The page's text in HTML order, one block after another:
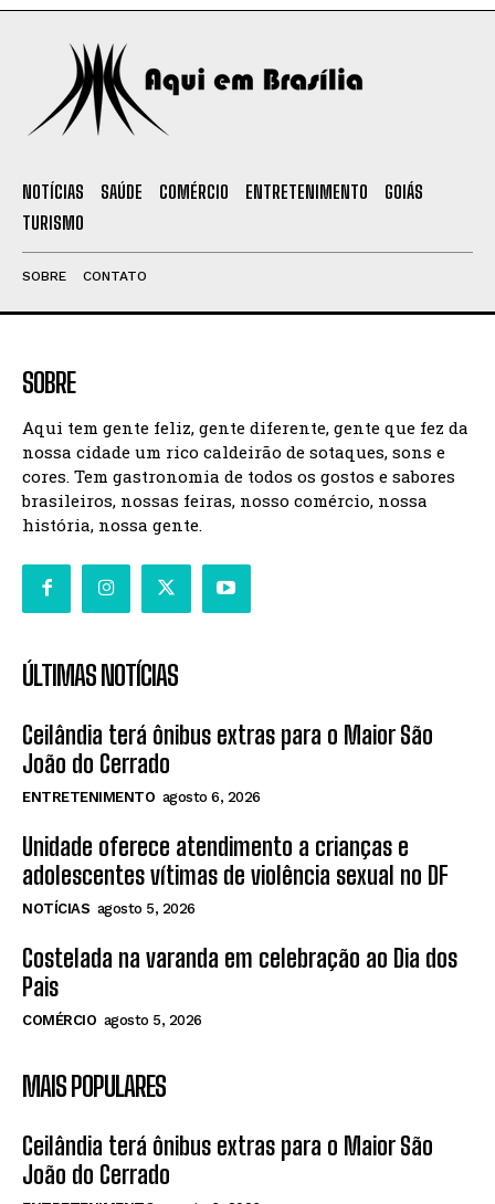
NOTÍCIAS SAÚDE COMÉRCIO ENTRETENIMENTO
GOIÁS
TURISMO
SOBRE CONTATO
SOBRE
Aqui tem gente feliz, gente diferente, gente que fez da
nossa cidade um rico caldeirão de sotaques, sons e
cores. Tem gastronomia de todos os gostos e sabores
brasileiros, nossas feiras, nosso comércio, nossa
história, nossa gente.
ÚLTIMAS NOTÍCIAS
Ceilândia terá ônibus extras para o Maior São
João do Cerrado
ENTRETENIMENTO agosto 6, 2026
Unidade oferece atendimento a crianças e
adolescentes vítimas de violência sexual no DF
NOTÍCIAS agosto 5, 2026
Costelada na varanda em celebração ao Dia dos
Pais
COMÉRCIO agosto 5, 2026
MAIS POPULARES
Ceilândia terá ônibus extras para o Maior São
João do Cerrado